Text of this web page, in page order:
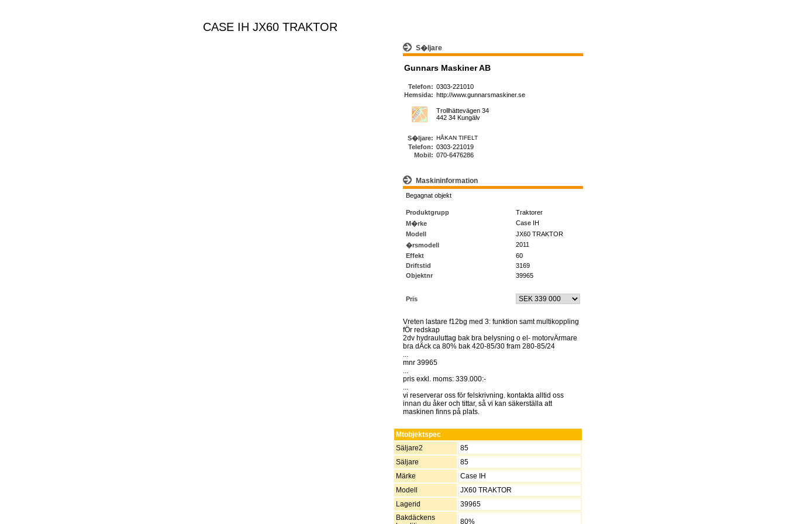
CASE IH JX60 TRAKTOR
S�ljare
Gunnars Maskiner AB
Telefon: 0303-221010
Hemsida: http://www.gunnarsmaskiner.se
Trollhättevägen 34
442 34 Kungälv
S�ljare: HÅKAN TIFELT
Telefon: 0303-221019
Mobil: 070-6476286
Maskininformation
Begagnat objekt
Produktgrupp
Traktorer
M�rke
Case IH
Modell
JX60 TRAKTOR
�rsmodell
2011
Effekt
60
Driftstid
3169
Objektnr
39965
Pris
Vreten lastare f12bg med 3: funktion samt multikoppling
fÖr redskap
2dv hydrauluttag bak bra belysning o el- motorvÄrmare
bra dÄck ca 80% bak 420-85/30 fram 280-85/24
...
mnr 39965
...
pris exkl. moms: 339.000:-
...
vi reserverar oss för felskrivning. kontakta alltid oss
innan du åker och tittar, så vi kan säkerställa att
maskinen finns på plats.
Mtobjektspec
Säljare2
85
Säljare
85
Märke
Case IH
Modell
JX60 TRAKTOR
Lagerid
39965
Bakdäckens
80%